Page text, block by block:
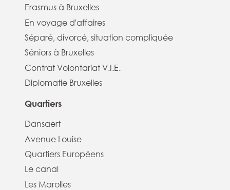
Erasmus à Bruxelles
En voyage d'affaires
Séparé, divorcé, situation compliquée
Séniors à Bruxelles
Contrat Volontariat V.I.E.
Diplomatie Bruxelles
Quartiers
Dansaert
Avenue Louise
Quartiers Européens
Le canal
Les Marolles